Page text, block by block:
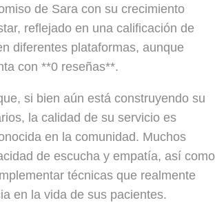
de Sara con su crecimiento
reflejado en una calificación de
diferentes plataformas, aunque
con **0 reseñas**.
si bien aún está construyendo su
la calidad de su servicio es
en la comunidad. Muchos
de escucha y empatía, así como
técnicas que realmente
en la vida de sus pacientes.